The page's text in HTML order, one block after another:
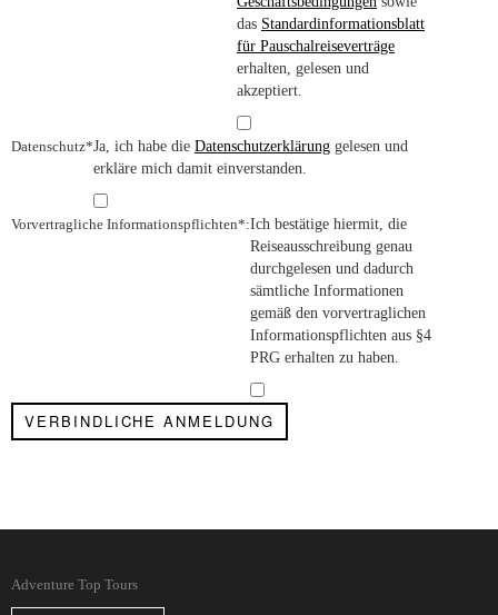
das Standardinformationsblatt
für Pauschalreiseverträge
erhalten, gelesen und
akzeptiert.
Datenschutz*Ja, ich habe die Datenschutzerklärung gelesen und
erkläre mich damit einverstanden.
Vorvertragliche Informationspflichten*:Ich bestätige hiermit, die
Reiseausschreibung genau
durchgelesen und dadurch
sämtliche Informationen
gemäß den vorvertraglichen
Informationspflichten aus §4
PRG erhalten zu haben.
Adventure Top Tours